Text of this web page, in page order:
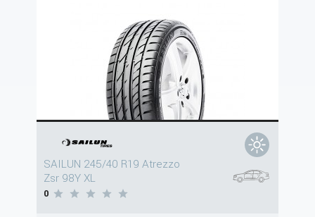
SAILUN 245/40 R19 Atrezzo
Zsr 98Y XL
0